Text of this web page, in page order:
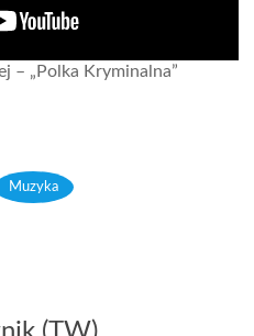
– „Polka Kryminalna”
Muzyka